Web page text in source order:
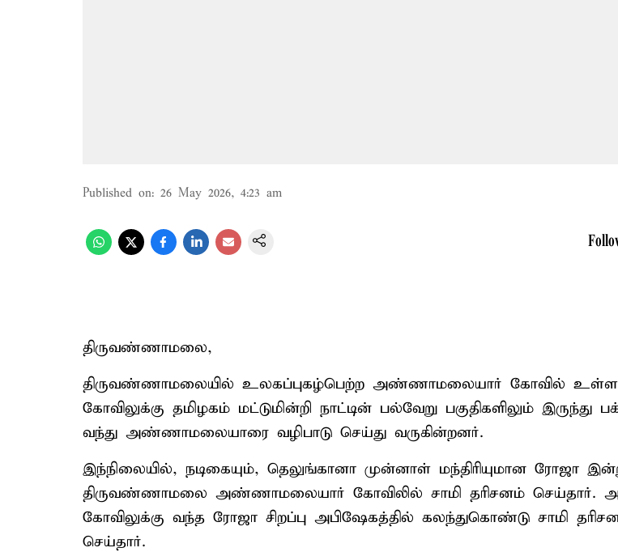
Published on: 26 May 2026, 4:23 am
திருவண்ணாமலை,
திருவண்ணாமலையில் உலகப்புகழ்பெற்ற அண்ணாமலையார் கோவில்
கோவிலுக்கு தமிழகம் மட்டுமின்றி நாட்டின் பல்வேறு பகுதிகளிலும் இருந்து
வந்து அண்ணாமலையாரை வழிபாடு செய்து வருகின்றனர்.
இந்நிலையில், நடிகையும், தெலுங்கானா முன்னாள் மந்திரியுமான ரோஜா
திருவண்ணாமலை அண்ணாமலையார் கோவிலில் சாமி தரிசனம் செய்தார்.
கோவிலுக்கு வந்த ரோஜா சிறப்பு அபிஷேகத்தில் கலந்துகொண்டு சாமி
செய்தார்.